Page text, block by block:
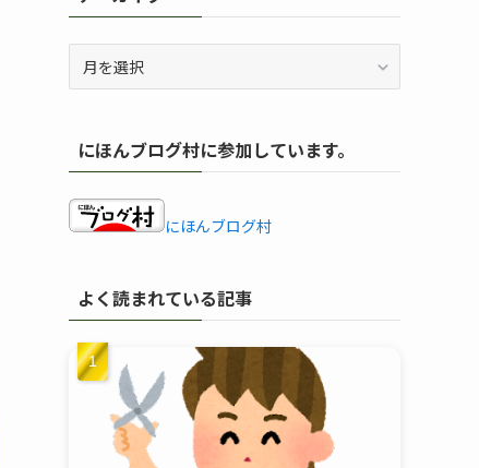
ブにほんブログ村に参加しています。
にほんブログ村
よく読まれている記事